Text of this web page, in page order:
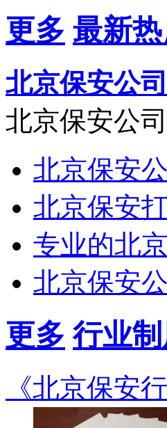
更多 最新
北京保安公
北京保安公
北京保安
北京保安
专业的北
北京保安
更多 行业
《北京保安